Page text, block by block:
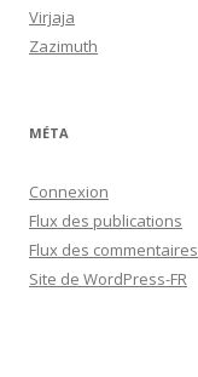
Virjaja
Zazimuth
MÉTA
Connexion
Flux des publications
Flux des commentaires
Site de WordPress-FR